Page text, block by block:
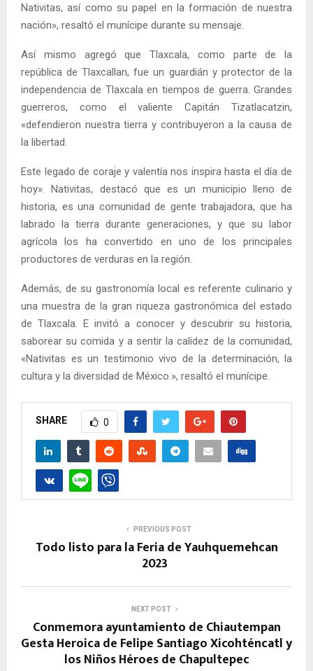
Nativitas, así como su papel en la formación de nuestra
nación», resaltó el munícipe durante su mensaje.
Así mismo agregó que Tlaxcala, como parte de la
república de Tlaxcallan, fue un guardián y protector de la
independencia de Tlaxcala en tiempos de guerra. Grandes
guerreros, como el valiente Capitán Tizatlacatzin,
«defendieron nuestra tierra y contribuyeron a la causa de
la libertad.
Este legado de coraje y valentía nos inspira hasta el día de
hoy». Nativitas, destacó que es un municipio lleno de
historia, es una comunidad de gente trabajadora, que ha
labrado la tierra durante generaciones, y que su labor
agrícola los ha convertido en uno de los principales
productores de verduras en la región.
Además, de su gastronomía local es referente culinario y
una muestra de la gran riqueza gastronómica del estado
de Tlaxcala. E invitó a conocer y descubrir su historia,
saborear su comida y a sentir la calidez de la comunidad,
«Nativitas es un testimonio vivo de la determinación, la
cultura y la diversidad de México.», resaltó el munícipe.
SHARE 0
PREVIOUS POST
Todo listo para la Feria de Yauhquemehcan
2023
NEXT POST
Conmemora ayuntamiento de Chiautempan
Gesta Heroica de Felipe Santiago Xicohténcatl y
los Niños Héroes de Chapultepec